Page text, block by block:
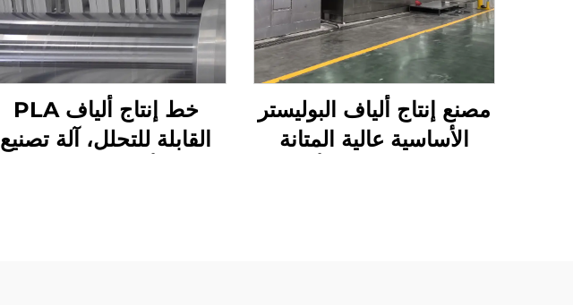
مصنع إنتاج ألياف البوليستر
الأساسية عالية المتانة
خط إنتاج ألياف PLA
القابلة للتحلل، آلة تصنيع